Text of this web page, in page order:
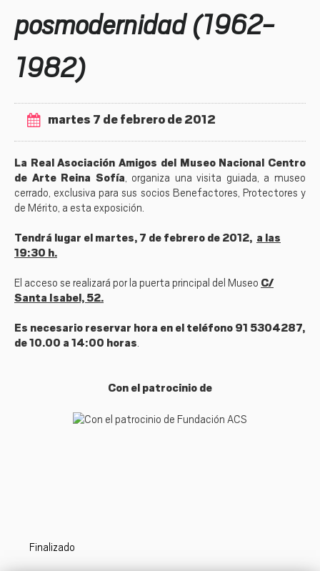
posmodernidad (1962-
1982)
martes 7 de febrero de 2012
La Real Asociación Amigos del Museo Nacional Centro
de Arte Reina Sofía, organiza una visita guiada, a museo
cerrado, exclusiva para sus socios Benefactores, Protectores y
de Mérito, a esta exposición.
Tendrá lugar el martes, 7 de febrero de 2012, a las
19:30 h.
El acceso se realizará por la puerta principal del Museo C/
Santa Isabel, 52.
Es necesario reservar hora en el teléfono 91 5304287,
de 10.00 a 14:00 horas.
Con el patrocinio de
Finalizado